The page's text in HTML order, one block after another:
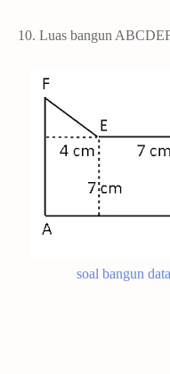
10. Luas bangun
soal bangun